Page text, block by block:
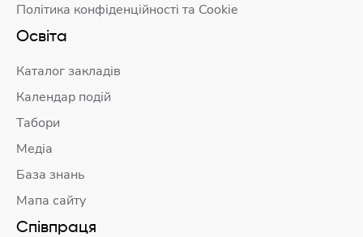
Політика конфіденційності та Cookie
Освіта
Каталог закладів
Календар подій
Табори
Медіа
База знань
Мапа сайту
Співпраця